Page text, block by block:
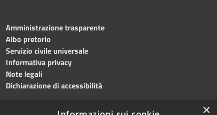
Amministrazione trasparente
Albo pretorio
Servizio civile universale
Informativa privacy
Note legali
Dichiarazione di accessibilità
×